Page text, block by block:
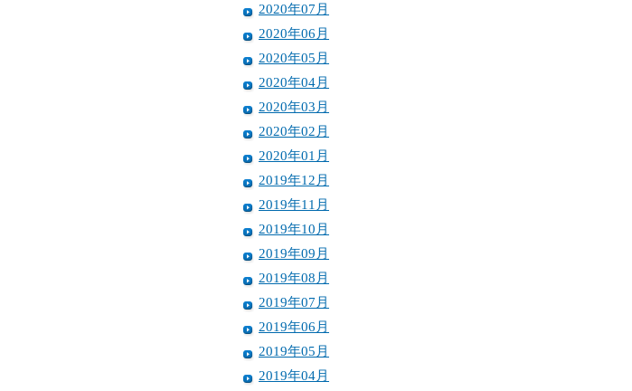
2020年07月
2020年06月
2020年05月
2020年04月
2020年03月
2020年02月
2020年01月
2019年12月
2019年11月
2019年10月
2019年09月
2019年08月
2019年07月
2019年06月
2019年05月
2019年04月